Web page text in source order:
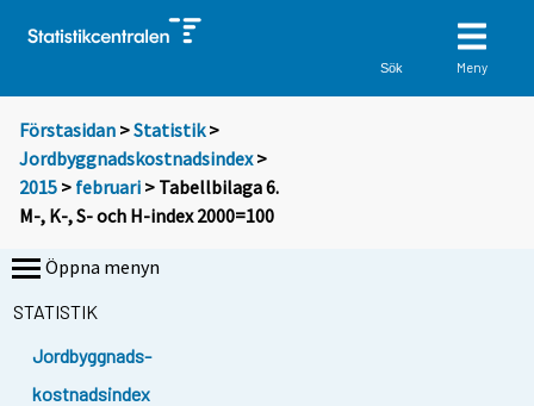
Sök Meny
Förstasidan >Statistik >
Jordbyggnadskostnadsindex>
2015 > februari > Tabellbilaga 6.
M-, K-, S- och H-index 2000=100
Öppna menyn
STATISTIK
Jordbyggnads-
kostnadsindex